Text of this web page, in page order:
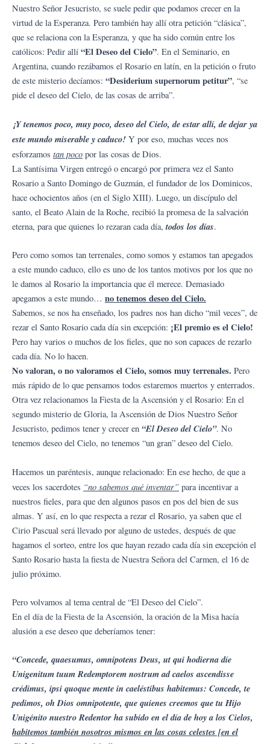
Nuestro Señor Jesucristo, se suele pedir que podamos crecer en la
virtud de la Esperanza. Pero también hay allí otra petición “clásica”,
que se relaciona con la Esperanza, y que ha sido común entre los
católicos: Pedir allí “El Deseo del Cielo”. En el Seminario, en
Argentina, cuando rezábamos el Rosario en latín, en la petición o fruto
de este misterio decíamos: “Desiderium supernorum petitur”, “se
pide el deseo del Cielo, de las cosas de arriba”.
¡Y tenemos poco, muy poco, deseo del Cielo, de estar allí, de dejar ya
este mundo miserable y caduco! Y por eso, muchas veces nos
esforzamos tan poco por las cosas de Dios.
La Santísima Virgen entregó o encargó por primera vez el Santo
Rosario a Santo Domingo de Guzmán, el fundador de los Dominicos,
hace ochocientos años (en el Siglo XIII). Luego, un discípulo del
santo, el Beato Alain de la Roche, recibió la promesa de la salvación
eterna, para que quienes lo rezaran cada día, todos los días.
Pero como somos tan terrenales, como somos y estamos tan apegados
a este mundo caduco, ello es uno de los tantos motivos por los que no
le damos al Rosario la importancia que él merece. Demasiado
apegamos a este mundo… no tenemos deseo del Cielo.
Sabemos, se nos ha enseñado, los padres nos han dicho “mil veces”, de
rezar el Santo Rosario cada día sin excepción: ¡El premio es el Cielo!
Pero hay varios o muchos de los fieles, que no son capaces de rezarlo
cada día. No lo hacen.
No valoran, o no valoramos el Cielo, somos muy terrenales. Pero
más rápido de lo que pensamos todos estaremos muertos y enterrados.
Otra vez relacionamos la Fiesta de la Ascensión y el Rosario: En el
segundo misterio de Gloria, la Ascensión de Dios Nuestro Señor
Jesucristo, pedimos tener y crecer en “El Deseo del Cielo”. No
tenemos deseo del Cielo, no tenemos “un gran” deseo del Cielo.
Hacemos un paréntesis, aunque relacionado: En ese hecho, de que a
veces los sacerdotes “no sabemos qué inventar” para incentivar a
nuestros fieles, para que den algunos pasos en pos del bien de sus
almas. Y así, en lo que respecta a rezar el Rosario, ya saben que el
Cirio Pascual será llevado por alguno de ustedes, después de que
hagamos el sorteo, entre los que hayan rezado cada día sin excepción el
Santo Rosario hasta la fiesta de Nuestra Señora del Carmen, el 16 de
julio próximo.
Pero volvamos al tema central de “El Deseo del Cielo”.
En el día de la Fiesta de la Ascensión, la oración de la Misa hacía
alusión a ese deseo que deberíamos tener:
“Concede, quaesumus, omnipotens Deus, ut qui hodierna díe
Unigenitum tuum Redemptorem nostrum ad caelos ascendisse
crédimus, ipsi quoque mente in caeléstibus habitemus: Concede, te
pedimos, oh Dios omnipotente, que quienes creemos que tu Hijo
Unigénito nuestro Redentor ha subido en el día de hoy a los Cielos,
habitemos también nosotros mismos en las cosas celestes [en el